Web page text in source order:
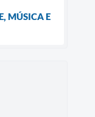
MÚSICA E